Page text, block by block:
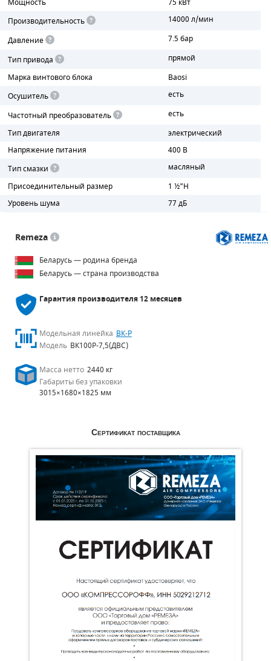
Мощность
75 кВт
Производительность
14000 л/мин
Давление
7.5 бар
Тип привода
прямой
Марка винтового блока
Baosi
Осушитель
есть
Частотный преобразователь
есть
Тип двигателя
электрический
Напряжение питания
400 В
Тип смазки
масляный
Присоединительный размер
1 ½"H
Уровень шума
77 дБ
Remeza
Беларусь — родина бренда
Беларусь — страна производства
Гарантия производителя12 месяцев
Модельная линейка ВК-Р
Модель ВК100Р-7,5(ДВС)
Масса нетто 2440 кг
Габариты без упаковки
3015×1680×1825 мм
Сертификат поставщика
РАДИАТОРЫ
ПОРШНЕВЫЕ БЛОКИ
ДЕТАЛИ ПОРШНЕВЫХ КОМПРЕССОРОВ
ДЕТАЛИ СПИРАЛЬНЫХ КОМПРЕССОРОВ
ДЕТАЛИ НАСОСНОЙ ЧАСТИ
ДЕТАЛИ ПОГРУЖНЫХ НАСОСОВ
ШЛАНГИ ДЛЯ МОТОПОМП